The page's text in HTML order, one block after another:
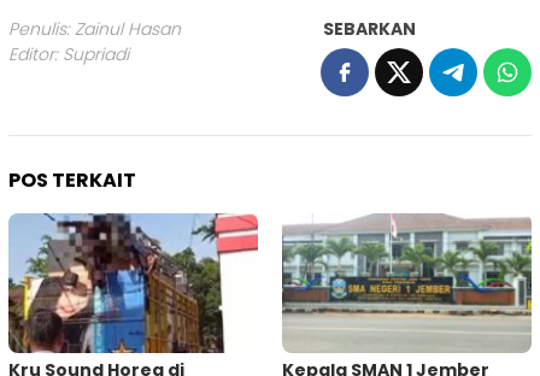
Penulis: Zainul Hasan
Editor: Supriadi
SEBARKAN
POS TERKAIT
Kru Sound Horeg di Kepala SMAN 1 Jember